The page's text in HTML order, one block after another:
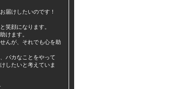
届けしたいのです！
笑顔になります。
けます。
んが、それでも心を助
バカなことをやって
したいと考えていま